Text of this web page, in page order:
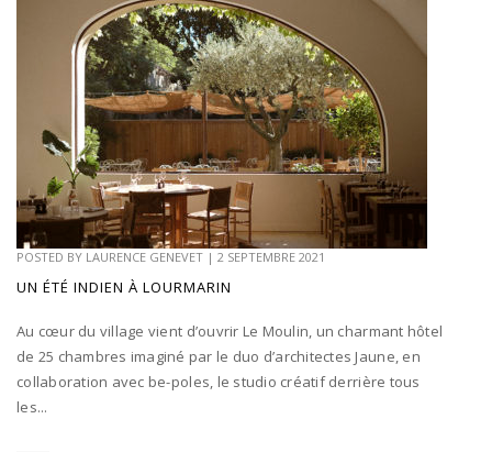
POSTED BY LAURENCE GENEVET | 2 SEPTEMBRE 2021
UN ÉTÉ INDIEN À LOURMARIN
Au cœur du village vient d’ouvrir Le Moulin, un charmant hôtel
de 25 chambres imaginé par le duo d’architectes Jaune, en
collaboration avec be-poles, le studio créatif derrière tous
les...